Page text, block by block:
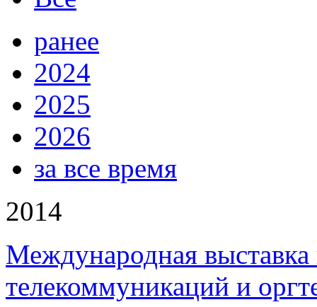
ранее
2024
2025
2026
за все время
2014
Международная
телекоммуникаций и